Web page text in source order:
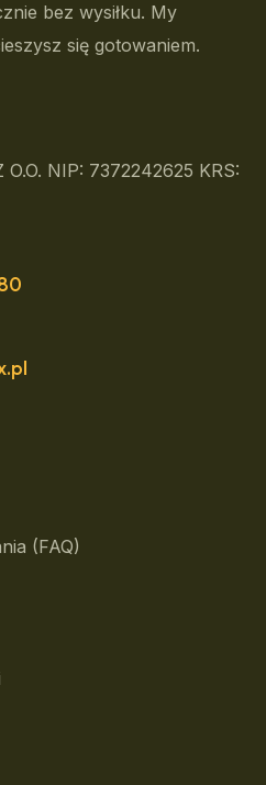
bez wysiłku. My
się gotowaniem.
O.o. NIP: 7372242625 KRS:
(FAQ)